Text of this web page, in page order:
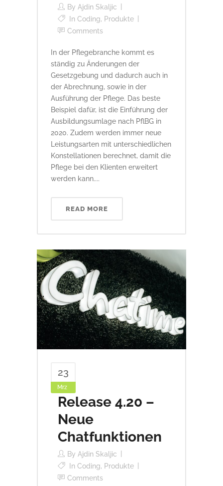
By Ajdin Skaljic
In Coding, Produkte
Comments
In der Pflegebranche kommt es
ständig zu Änderungen der
Gesetzgebung und dadurch auch in
der Abrechnung, sowie in der
Ausführung der Pflege. Das beste
Beispiel dafür, ist die Einführung der
Ausbildungsumlage nach PflBG in
2020. Zudem werden immer neue
Leistungsarten mit unterschiedlichen
Konstellationen berechnet, damit die
Pflege bei den Klienten erweitert
werden kann....
READ MORE
23
Mrz
Release 4.20 –
Neue
Chatfunktionen
By Ajdin Skaljic
In Coding, Produkte
Comments